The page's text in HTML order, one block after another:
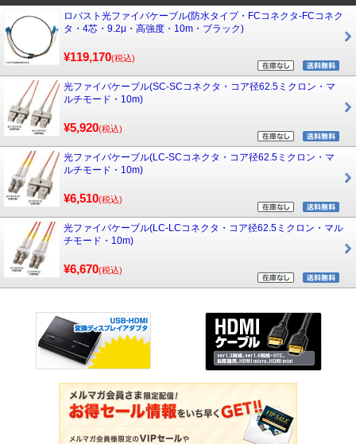
ロバスト光ファイバケーブル(防水タイプ・FCコネクタ-FCコネク
タ・4芯・9.2μ・高強度・10m・ブラック)
¥119,170(税込)
光ファイバケーブル(SC-SCコネクタ・コア径62.5ミクロン・マ
ルチモード・10m)
¥5,920(税込)
光ファイバケーブル(LC-SCコネクタ・コア径62.5ミクロン・マ
ルチモード・10m)
¥6,510(税込)
光ファイバケーブル(LC-LCコネクタ・コア径62.5ミクロン・マル
チモード・10m)
¥6,670(税込)